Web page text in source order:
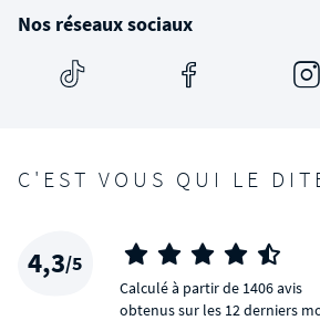
Nos réseaux sociaux
C'EST VOUS QUI LE
4,3/5
Calculé à partir de 1406 avis
obtenus sur les 12 derniers